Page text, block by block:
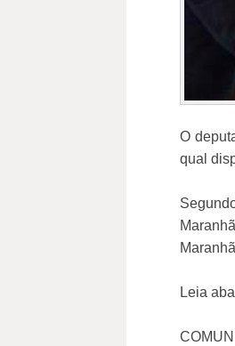
O
qual
Leia